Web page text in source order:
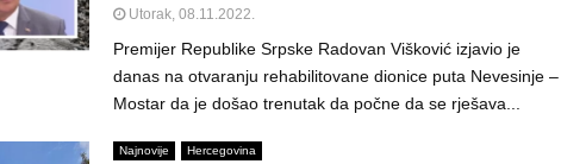
Utorak, 08.11.2022.
Premijer Republike Srpske Radovan Višković izjavio je
danas na otvaranju rehabilitovane dionice puta Nevesinje –
Mostar da je došao trenutak da počne da se rješava...
Najnovije Hercegovina